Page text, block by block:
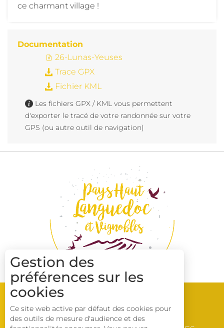
ce charmant village !
Documentation
26-Lunas-Yeuses
Trace GPX
Fichier KML
Les fichiers GPX / KML vous permettent
d'exporter le tracé de votre randonnée sur votre
GPS (ou autre outil de navigation)
LES ADRESSES
Gestion des
préférences sur les
cookies
Ce site web active par défaut des cookies pour
des outils de mesure d'audience et des